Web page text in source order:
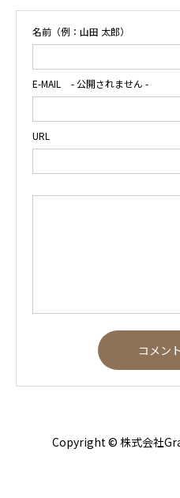
名前（例：山田 太郎）
E-MAIL - 公開されません -
URL
Copyright © 株式会社